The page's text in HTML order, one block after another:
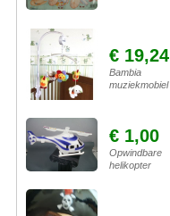
€ 19,24
Bambia
muziekmobiel
€ 1,00
Opwindbare
helikopter